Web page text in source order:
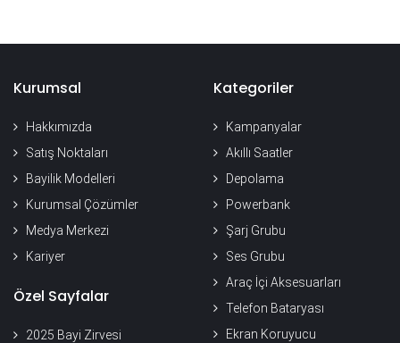
Kurumsal
Hakkımızda
Satış Noktaları
Bayilik Modelleri
Kurumsal Çözümler
Medya Merkezi
Kariyer
Özel Sayfalar
2025 Bayi Zirvesi
Kategoriler
Kampanyalar
Akıllı Saatler
Depolama
Powerbank
Şarj Grubu
Ses Grubu
Araç İçi Aksesuarları
Telefon Bataryası
Ekran Koruyucu